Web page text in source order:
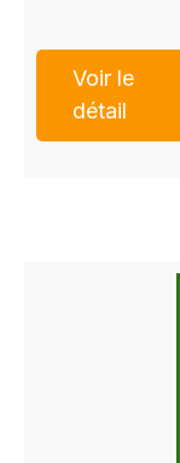
Voir le
détail